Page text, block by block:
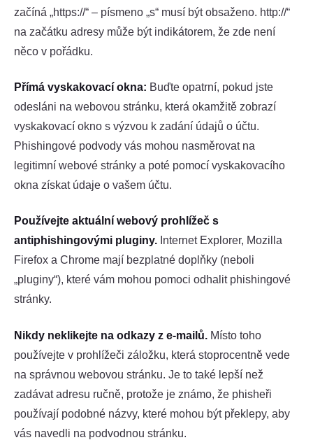
začíná „https://“ – písmeno „s“ musí být obsaženo. http://“
na začátku adresy může být indikátorem, že zde není
něco v pořádku.
Přímá vyskakovací okna: Buďte opatrní, pokud jste
odesláni na webovou stránku, která okamžitě zobrazí
vyskakovací okno s výzvou k zadání údajů o účtu.
Phishingové podvody vás mohou nasměrovat na
legitimní webové stránky a poté pomocí vyskakovacího
okna získat údaje o vašem účtu.
Používejte aktuální webový prohlížeč s
antiphishingovými pluginy. Internet Explorer, Mozilla
Firefox a Chrome mají bezplatné doplňky (neboli
„pluginy“), které vám mohou pomoci odhalit phishingové
stránky.
Nikdy neklikejte na odkazy z e-mailů. Místo toho
používejte v prohlížeči záložku, která stoprocentně vede
na správnou webovou stránku. Je to také lepší než
zadávat adresu ručně, protože je známo, že phisheři
používají podobné názvy, které mohou být překlepy, aby
vás navedli na podvodnou stránku.